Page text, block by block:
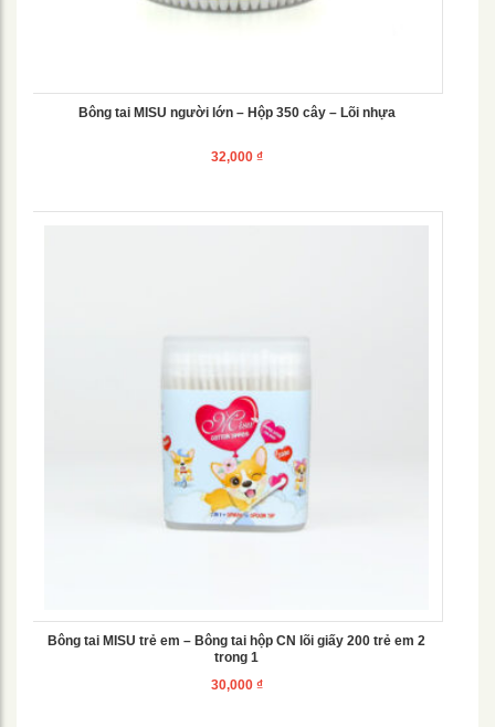
Bông tai MISU người lớn – Hộp 350 cây – Lõi nhựa
32,000 ₫
Bông tai MISU trẻ em – Bông tai hộp CN lõi giấy 200 trẻ em 2
trong 1
30,000 ₫